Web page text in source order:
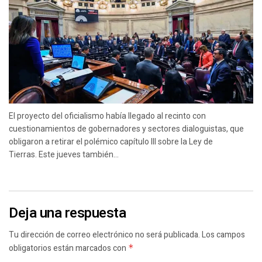
El proyecto del oficialismo había llegado al recinto con
cuestionamientos de gobernadores y sectores dialoguistas, que
obligaron a retirar el polémico capítulo III sobre la Ley de
Tierras. Este jueves también...
Deja una respuesta
Tu dirección de correo electrónico no será publicada.Los campos
obligatorios están marcados con *